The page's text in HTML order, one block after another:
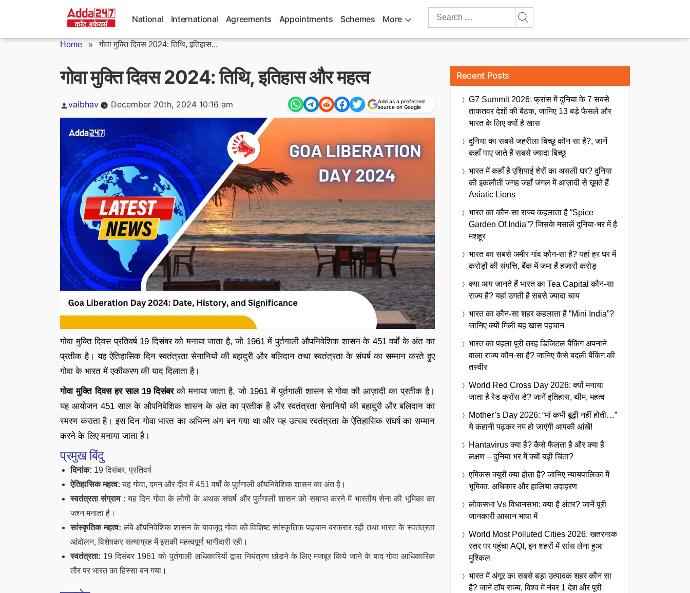
National International Agreements Appointments Schemes More
Search
Home »गोवा मुक्ति दिवस 2024: तिथि, इतिहास...
गोवा मुक्ति दिवस 2024: तिथि, इतिहास और महत्व
Posted
vaibhav December 20th, 2024 10:16 am
Add as a preferred
source on Google
गोवा मुक्ति दिवस प्रतिवर्ष 19 दिसंबर को मनाया जाता है, जो 1961 में पुर्तगाली औपनिवेशिक शासन के 451 वर्षों के अंत का
प्रतीक है। यह ऐतिहासिक दिन स्वतंत्रता सेनानियों की बहादुरी और बलिदान तथा स्वतंत्रता के संघर्ष का सम्मान करते हुए
गोवा के भारत में एकीकरण की याद दिलाता है।
गोवा मुक्ति दिवसहर साल 19 दिसंबरको मनाया जाता है, जो 1961 में पुर्तगाली शासन से गोवा की आज़ादी का प्रतीक है।
यह आयोजन 451 साल के औपनिवेशिक शासन के अंत का प्रतीक है और स्वतंत्रता सेनानियों की बहादुरी और बलिदान का
स्मरण कराता है। इस दिन गोवा भारत का अभिन्न अंग बन गया था और यह उत्सव स्वतंत्रता के ऐतिहासिक संघर्ष का सम्मान
करने के लिए मनाया जाता है।
प्रमुख बिंदु
दिनांक: 19 दिसंबर, प्रतिवर्ष
ऐतिहासिक महत्व:यह गोवा, दमन और दीव में 451 वर्षों के पुर्तगाली औपनिवेशिक शासन का अंत है।
स्वतंत्रता संग्राम : यह दिन गोवा के लोगों के अथक संघर्ष और पुर्तगाली शासन को समाप्त करने में भारतीय सेना की भूमिका का
जश्न मनाता है।
सांस्कृतिक महत्व:लंबे औपनिवेशिक शासन के बावजूद गोवा की विशिष्ट सांस्कृतिक पहचान बरकरार रही तथा भारत के स्वतंत्रता
आंदोलन, विशेषकर सत्याग्रह में इसकी महत्वपूर्ण भागीदारी रही।
स्वतंत्रता: 19 दिसंबर 1961 को पुर्तगाली अधिकारियों द्वारा नियंत्रण छोड़ने के लिए मजबूर किये जाने के बाद गोवा आधिकारिक
तौर पर भारत का हिस्सा बन गया।
Recent Posts
G7 Summit 2026: फ्रांस में दुनिया के 7 सबसे
ताकतवर देशों की बैठक, जानिए 13 बड़े फैसले और
भारत के लिए क्यों है खास
दुनिया का सबसे जहरीला बिच्छू कौन सा है?, जानें
कहाँ पाए जाते हैं सबसे ज्यादा बिच्छू
भारत में कहाँ है एशियाई शेरों का असली घर? दुनिया
की इकलौती जगह जहाँ जंगल में आज़ादी से घूमते हैं
Asiatic Lions
भारत का कौन-सा राज्य कहलाता है “Spice
Garden Of India”? जिसके मसालें दुनिया-भर में है
मशहूर
भारत का सबसे अमीर गांव कौन-सा है? यहां हर घर में
करोड़ों की संपत्ति, बैंक में जमा हैं हजारों करोड़
क्या आप जानते हैं भारत का Tea Capital कौन-सा
राज्य है? यहां उगती है सबसे ज्यादा चाय
भारत का कौन-सा शहर कहलाता है “Mini India”?
जानिए क्यों मिली यह खास पहचान
भारत का पहला पूरी तरह डिजिटल बैंकिंग अपनाने
वाला राज्य कौन-सा है? जानिए कैसे बदली बैंकिंग की
तस्वीर
World Red Cross Day 2026: क्यों मनाया
जाता है रेड क्रॉस डे? जानें इतिहास, थीम, महत्व
Mother’s Day 2026: “मां कभी बूढ़ी नहीं होती…”
ये कहानी पढ़कर नम हो जाएंगी आपकी आंखें!
Hantavirus क्या है? कैसे फैलता है और क्या हैं
लक्षण – दुनिया भर में क्यों बढ़ी चिंता?
एमिकस क्यूरी क्या होता है? जानिए न्यायपालिका में
भूमिका, अधिकार और हालिया उदाहरण
लोकसभा Vs विधानसभा: क्या है अंतर? जानें पूरी
जानकारी आसान भाषा में
World Most Polluted Cities 2026: खतरनाक
स्तर पर पहुंचा AQI, इन शहरों में सांस लेना हुआ
मुश्किल
भारत में अंगूर का सबसे बड़ा उत्पादक शहर कौन सा
है? जानें टॉप राज्य, विश्व में नंबर 1 देश और पूरी